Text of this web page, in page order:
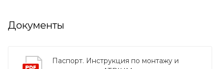
Документы
Паспорт. Инструкция по монтажу и